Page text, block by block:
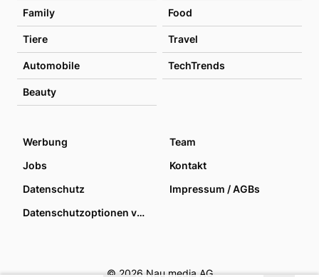
Family Food
Tiere Travel
Automobile TechTrends
Beauty
Werbung
Team
Jobs
Kontakt
Datenschutz
Impressum / AGBs
Datenschutzoptionen verwalten
© 2026 Nau media AG